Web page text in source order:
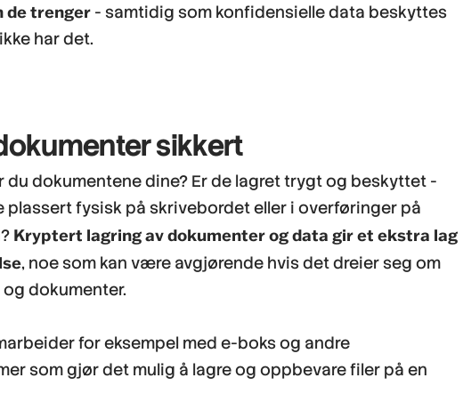
de trenger - samtidig som konfidensielle data beskyttes
har det.
sikkert
du dokumentene dine? Er de lagret trygt og beskyttet -
plassert fysisk på skrivebordet eller i overføringer på
Kryptert lagring av dokumenter og data gir et ekstra lag
, noe som kan være avgjørende hvis det dreier seg om
dokumenter.
for eksempel med e-boks og andre
som gjør det mulig å lagre og oppbevare filer på en